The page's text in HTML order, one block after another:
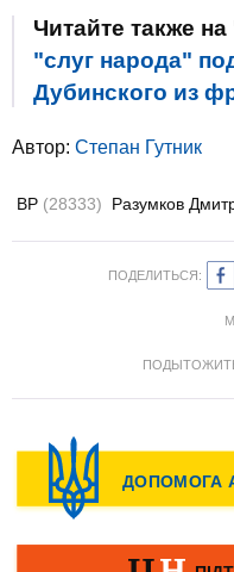
Читайте также
"слуг народа"
Дубинского из
Автор: Степан Гутник
ВР (28333) Разумков
ПОДЕЛИТЬСЯ: